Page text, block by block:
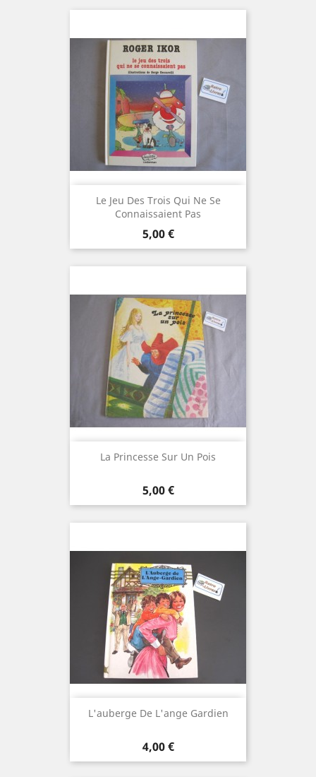
Le Jeu Des Trois Qui Ne Se
Connaissaient Pas
Prix
5,00 €
La Princesse Sur Un Pois
Prix
5,00 €
L'auberge De L'ange Gardien
Prix
4,00 €